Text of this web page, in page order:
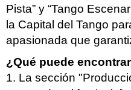
Pista” y “Tango
la Capital del Tango
apasionada que
¿Qué puede
1. La sección